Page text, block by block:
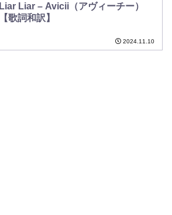
Liar Liar – Avicii（アヴィーチー）
【歌詞和訳】
2024.11.10